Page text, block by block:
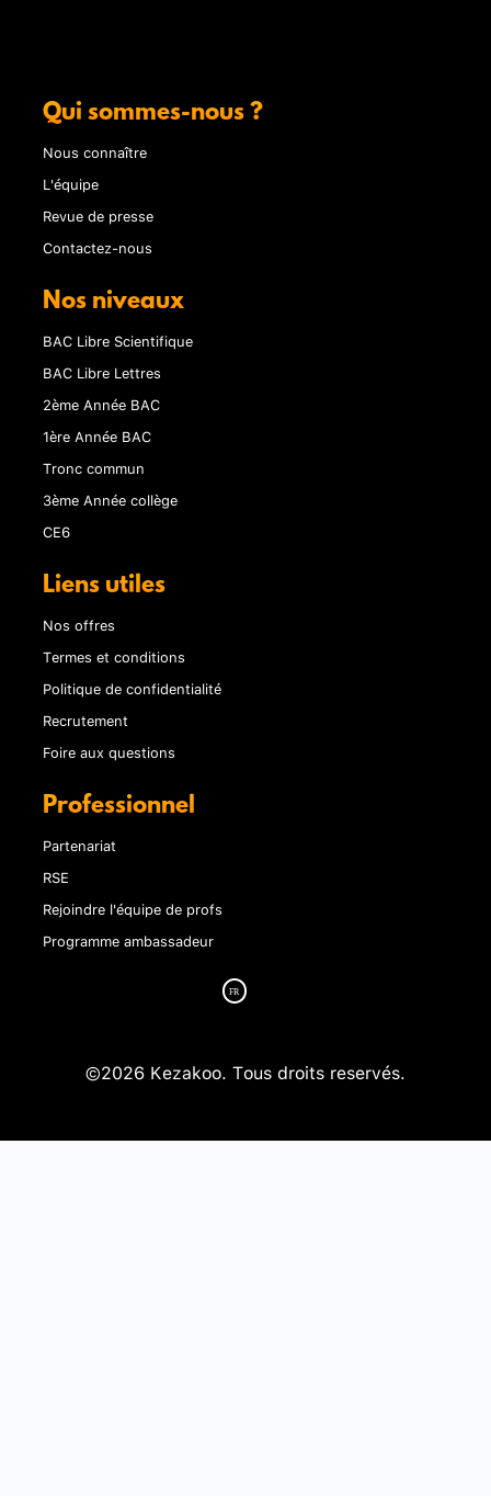
Qui sommes-nous ?
Nous connaître
L'équipe
Revue de presse
Contactez-nous
Nos niveaux
BAC Libre Scientifique
BAC Libre Lettres
2ème Année BAC
1ère Année BAC
Tronc commun
3ème Année collège
CE6
Liens utiles
Nos offres
Termes et conditions
Politique de confidentialité
Recrutement
Foire aux questions
Professionnel
Partenariat
RSE
Rejoindre l'équipe de profs
Programme ambassadeur
©2026 Kezakoo. Tous droits reservés.